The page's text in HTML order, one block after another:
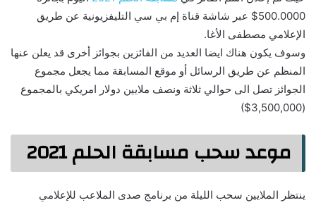
500.0000$ عبر شاشة قناة إم بي سي التليفزيونية عن طريق
الإعلامي مصطفى الأغا.
وسوف يكون هناك ايضا العديد من الفائزين بجوائز أخرى قد يعلن عنها
المنظم عن طريق الرسائل أو موقع المسابقة مما يجعل مجموع
الجوائز تصل الى حوالي ثلاثة ونصف ملايين دولار امريكي بالمجموع
(3,500,000$)
موعد سحب مسابقة الحلم 2021
ينتظر الملايين سحب الليلة من برنامج صدى الملاعب للإعلامي